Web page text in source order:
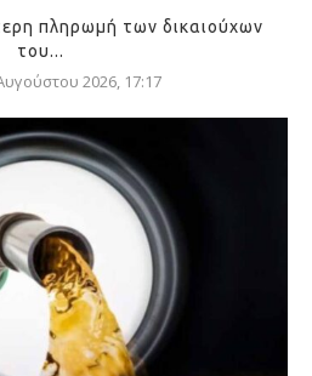
πληρωμή των δικαιούχων
του...
2026, 17:17